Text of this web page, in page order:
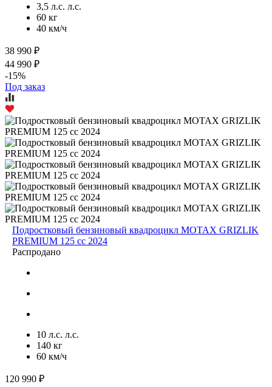
3,5 л.с. л.с.
60 кг
40 км/ч
38 990 ₽
44 990 ₽
-15%
Под заказ
Подростковый бензиновый квадроцикл MOTAX GRIZLIK
PREMIUM 125 cc 2024
Распродано
10 л.с. л.с.
140 кг
60 км/ч
120 990 ₽